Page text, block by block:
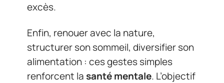
excès.
Enfin, renouer avec la nature,
structurer son sommeil, diversifier son
alimentation : ces gestes simples
renforcent la santé mentale. L’objectif